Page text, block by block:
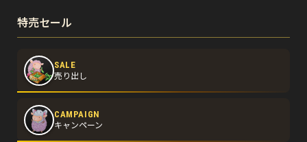
特売セール
SALE
売り出し
CAMPAIGN
キャンペーン